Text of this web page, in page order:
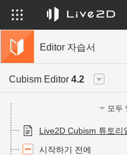
Editor 자습서
Cubism Editor 4.2
모두
Live2D Cubism 튜토리
시작하기 전에